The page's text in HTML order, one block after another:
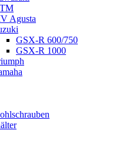
Agusta
GSX-R 600/750
GSX-R 1000